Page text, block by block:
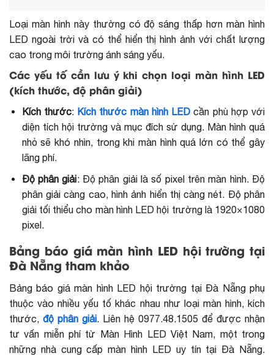
Loại màn hình này thường có độ sáng thấp hơn màn hình
LED ngoài trời và có thể hiển thị hình ảnh với chất lượng
cao trong môi trường ánh sáng yếu.
Các yếu tố cần lưu ý khi chọn loại màn hình LED
(kích thước, độ phân giải)
Kích thước: Kích thước màn hình LED cần phù hợp với
diện tích hội trường và mục đích sử dụng. Màn hình quá
nhỏ sẽ khó nhìn, trong khi màn hình quá lớn có thể gây
lãng phí.
Độ phân giải: Độ phân giải là số pixel trên màn hình. Độ
phân giải càng cao, hình ảnh hiển thị càng nét. Độ phân
giải tối thiểu cho màn hình LED hội trường là 1920×1080
pixel.
Bảng báo giá màn hình LED hội trường tại
Đà Nẵng tham khảo
Bảng báo giá màn hình LED hội trường tại Đà Nẵng phụ
thuộc vào nhiều yếu tố khác nhau như loại màn hình, kích
thước, độ phân giải. Liên hệ 0977.48.1505 để được nhận
tư vấn miễn phítừ Màn Hình LED Việt Nam, một trong
những nhà cung cấp màn hình LED uy tín tại Đà Nẵng.